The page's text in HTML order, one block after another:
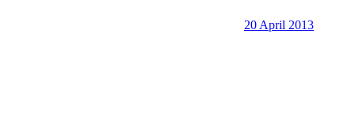
20 April 2013